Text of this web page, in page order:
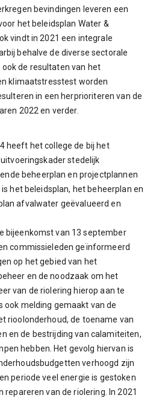
bevindingen leveren een
het beleidsplan Water &
vindt in 2021 een integrale
behalve de diverse sectorale
de resultaten van het
klimaatstresstest worden
in een herprioriteren van de
2022 en verder.
heeft het college de bij het
stedelijk
beheerplan en projectplannen
het beleidsplan, het beheerplan en
afvalwater geëvalueerd en
bijeenkomst van 13 september
commissieleden geïnformeerd
op het gebied van het
en de noodzaak om het
van de riolering hierop aan te
ook melding gemaakt van de
rioolonderhoud, de toename van
en de bestrijding van calamiteiten,
hebben. Het gevolg hiervan is
verhoogd zijn
periode veel energie is gestoken
repareren van de riolering. In 2021